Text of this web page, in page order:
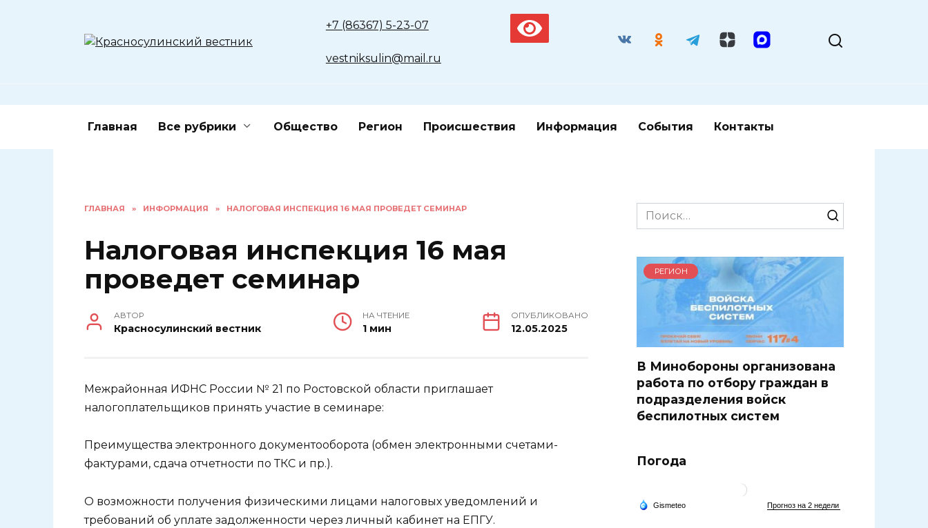
+7 (86367) 5-23-07
vestniksulin@mail.ru
Главная Все рубрики Общество Регион Происшествия Информация События Контакты
ГЛАВНАЯ » ИНФОРМАЦИЯ » НАЛОГОВАЯ ИНСПЕКЦИЯ 16 МАЯ ПРОВЕДЕТ СЕМИНАР
Налоговая инспекция 16 мая
проведет семинар
АВТОР
Красносулинский вестник
НА ЧТЕНИЕ
1 мин
ОПУБЛИКОВАНО
12.05.2025
Межрайонная ИФНС России № 21 по Ростовской области приглашает
налогоплательщиков принять участие в семинаре:
Преимущества электронного документооборота (обмен электронными счетами-
фактурами, сдача отчетности по ТКС и пр.).
О возможности получения физическими лицами налоговых уведомлений и
требований об уплате задолженности через личный кабинет на ЕПГУ.
Search
for:
РЕГИОН
В Минобороны организована
работа по отбору граждан в
подразделения войск
беспилотных систем
Погода